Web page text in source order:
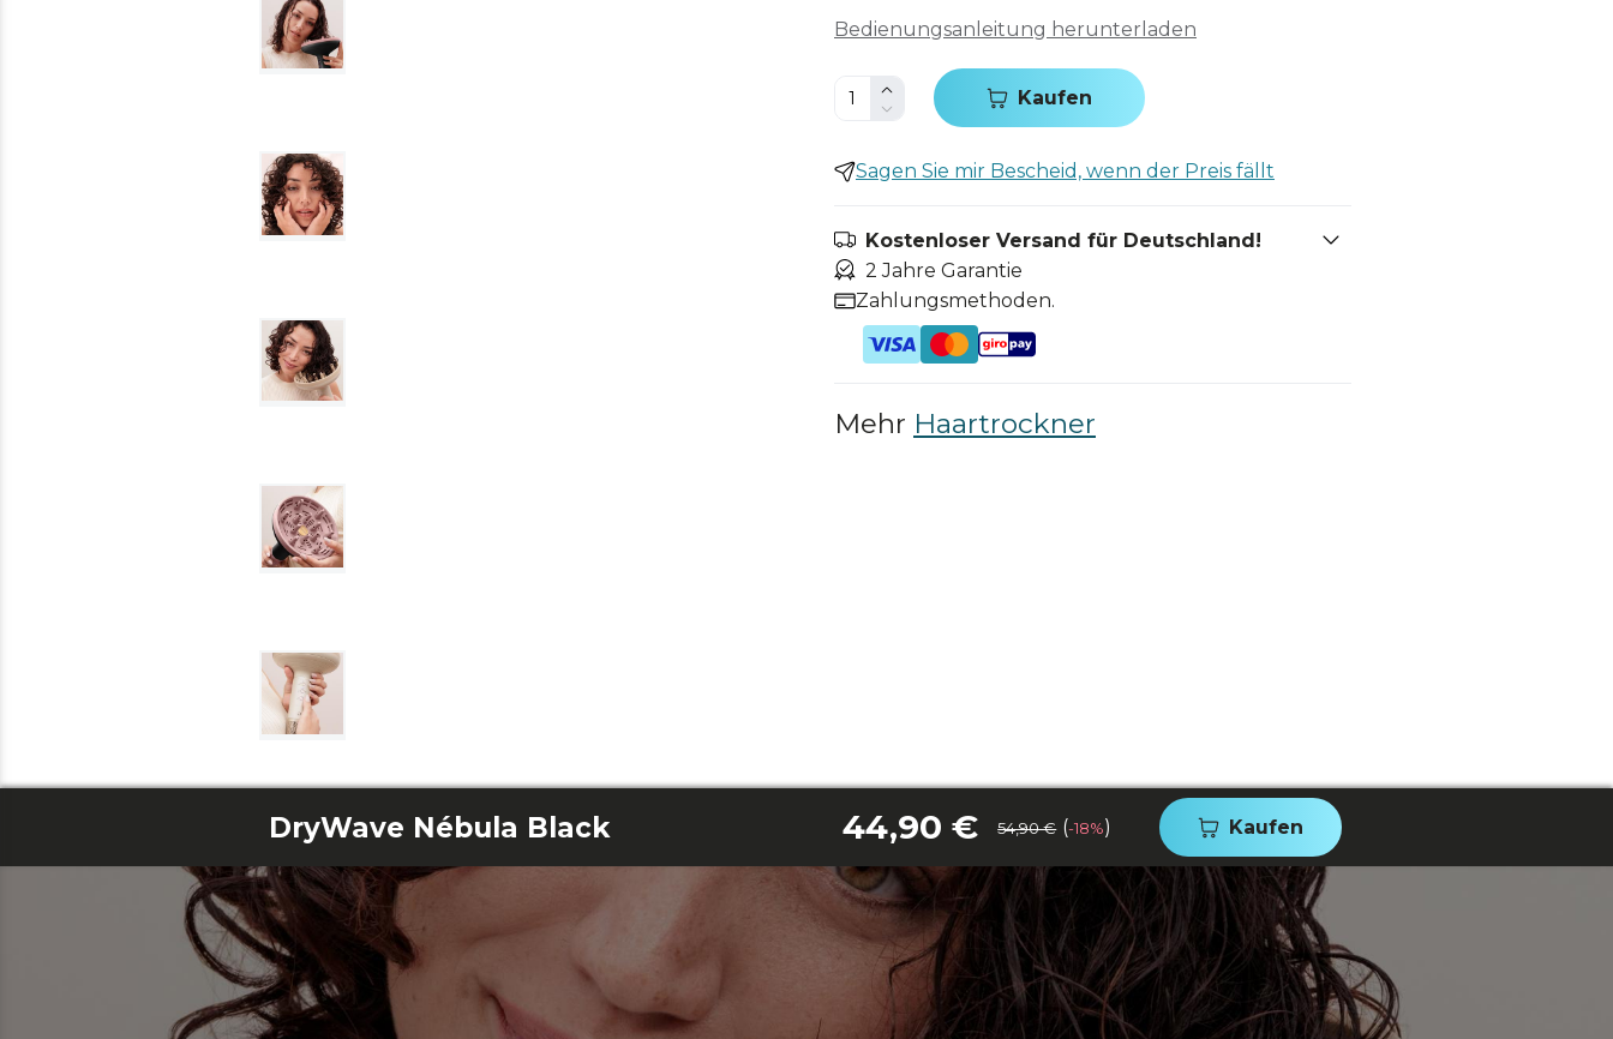
Bedienungsanleitung herunterladen
Kaufen
Sagen Sie mir Bescheid, wenn der Preis fällt
Kostenloser Versand für Deutschland!
2 Jahre Garantie
Zahlungsmethoden.
Mehr Haartrockner
DryWave Nébula Black 44,90 € 54,90 € (-18%) Kaufen